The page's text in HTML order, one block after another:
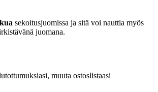
sekoitusjuomissa ja sitä voi nauttia myös
juomana.
muuta ostoslistaasi